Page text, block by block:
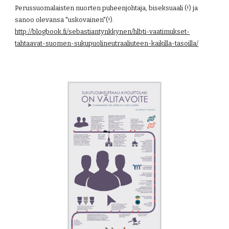
Perussuomalaisten nuorten puheenjohtaja, biseksuaali (!) ja
sanoo olevansa "uskovainen"(!).
http://blogbook.fi/sebastiantynkkynen/hlbti-vaatimukset-
tahtaavat-suomen-sukupuolineutraaliuteen-kaikilla-tasoilla/